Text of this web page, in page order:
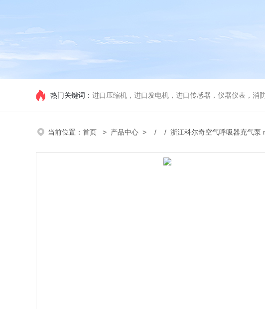
热门关键词： 进口压缩机，进口发电机，进口传感器，仪器仪表，消
当前位置： 首页 > 产品中心 > / / 浙江科尔奇空气呼吸器充气泵